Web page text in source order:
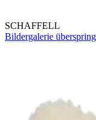
SCHAFFELL
Bildergalerie